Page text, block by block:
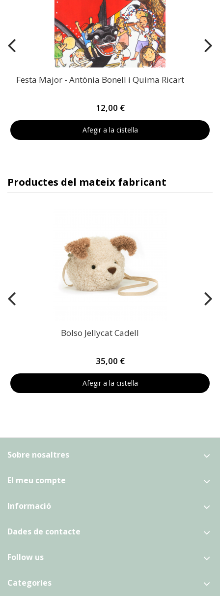
Festa Major - Antònia Bonell i Quima Ricart
12,00 €
Afegir a la cistella
Productes del mateix fabricant
Bolso Jellycat Cadell
35,00 €
Afegir a la cistella
Sobre nosaltres
El meu compte
Informació
Dades de contacte
Follow us
Categories